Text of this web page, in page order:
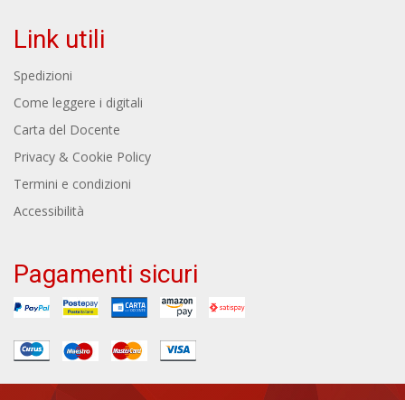
Link utili
Spedizioni
Come leggere i digitali
Carta del Docente
Privacy & Cookie Policy
Termini e condizioni
Accessibilità
Pagamenti sicuri